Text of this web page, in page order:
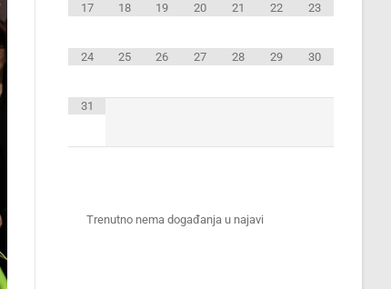
17 18 19 20 21 22 23
24 25 26 27 28 29 30
31
Trenutno nema događanja u najavi